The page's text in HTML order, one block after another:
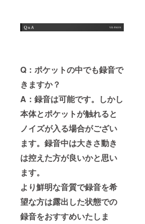
Q：ポケットの中でも録音で
きますか？
A：録音は可能です。しかし
本体とポケットが触れると
ノイズが入る場合がござい
ます。録音中は大きさ動き
は控えた方が良いかと思い
ます。
より鮮明な音質で録音を希
望な方は露出した状態での
録音をおすすめいたしま